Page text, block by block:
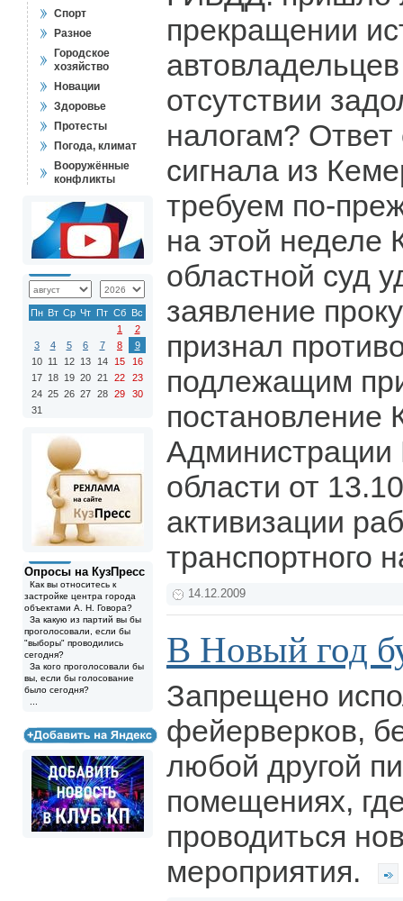
Спорт
Разное
Городское
хозяйство
Новации
Здоровье
Протесты
Погода, климат
Вооружённые
конфликты
Пн Вт Ср Чт Пт Сб Вс
1
2
3
4 5 6 7 8
9
10 11 12 13 14 15
16
17 18 19 20 21 22
23
24 25 26 27 28 29
30
31
Опросы на КузПресс
Как вы относитесь к
застройке центра города
объектами А. Н. Говора?
За какую из партий вы бы
проголосовали, если бы
"выборы" проводились
сегодня?
За кого проголосовали бы
вы, если бы голосование
было сегодня?
прекращении
отсутствии
налогам?
сигнала из
требуем по-
на этой неделе
областной суд
заявление
признал
подлежащим
постановление
Администрации
области от
активизации
транспортного
14.12.2009
В Новый год
Запрещено
фейерверков,
любой другой
помещениях,
проводиться
мероприятия.